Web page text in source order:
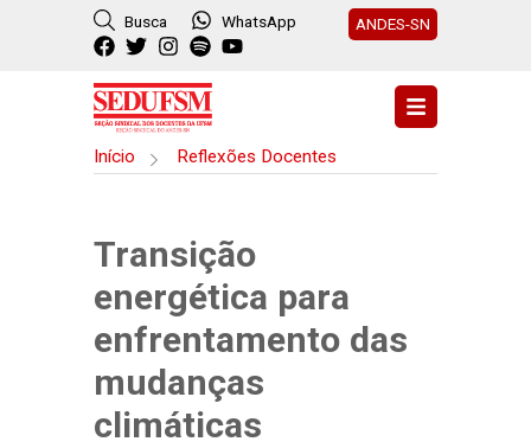
Busca WhatsApp ANDES-SN
Início Reflexões Docentes
Transição
energética para
enfrentamento das
mudanças
climáticas